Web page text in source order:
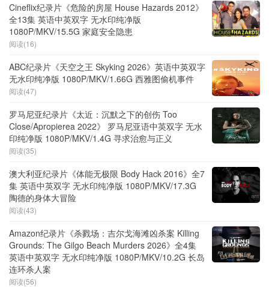
Cineflix纪录片《危险的房屋 House Hazards 2012》
全13集 英语中英双字 无水印纯净版
1080P/MKV/15.5G 家庭安全隐患
阅读(16)
ABC纪录片《天空之王 Skyking 2026》英语中英双字
无水印纯净版 1080P/MKV/1.66G 西雅图偷机事件
阅读(47)
罗马尼亚纪录片《太近：沉默之下的创伤 Too
Close/Apropierea 2022》 罗马尼亚语中英双字 无水
印纯净版 1080P/MKV/1.4G 寻求治愈与正义
阅读(35)
澳大利亚纪录片《体能无极限 Body Hack 2016》全7
集 英语中英双字 无水印纯净版 1080P/MKV/17.3G
陶德的身体大冒险
阅读(43)
Amazon纪录片《杀戮场：吉尔戈海滩凶杀案 Killing
Grounds: The Gilgo Beach Murders 2026》全4集
英语中英双字 无水印纯净版 1080P/MKV/10.2G 长岛
连环杀人案
阅读(56)